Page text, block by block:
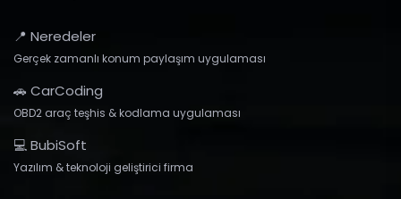
📍 Neredeler
Gerçek zamanlı konum paylaşım uygulaması
🚗 CarCoding
OBD2 araç teşhis & kodlama uygulaması
💻 BubiSoft
Yazılım & teknoloji geliştirici firma